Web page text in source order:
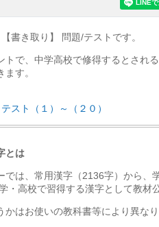
書き取り】 問題/テストです。
トで、中学高校で修得するとされ
す。
スト（１）～（２０）
とは
では、常用漢字（2136字）から、
・高校で習得する漢字として教材
はお使いの教科書等により異なり